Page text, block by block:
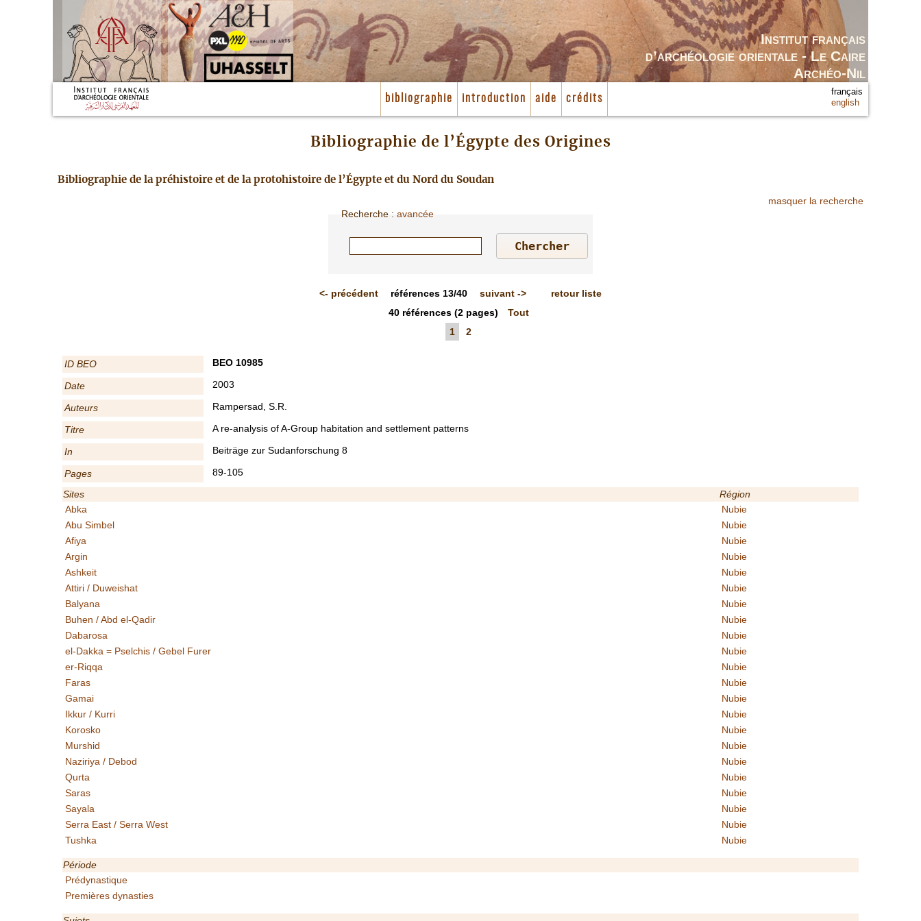
Institut français
d’archéologie orientale - Le Caire
Archéo-Nil
bibliographie introduction aide crédits
français
english
Bibliographie de l’Égypte des Origines
Bibliographie de la préhistoire et de la protohistoire de l’Égypte et du Nord du Soudan
masquer la recherche
Recherche :avancée
<- précédent références 13/40 suivant ->
retour liste
40 références(2 pages)
Tout
1
2
ID BEO BEO 10985
Date 2003
Auteurs Rampersad, S.R.
Titre A re-analysis of A-Group habitation and settlement patterns
In Beiträge zur Sudanforschung 8
Pages
89-105
Sites
Région
Abka
Nubie
Abu Simbel
Nubie
Afiya
Nubie
Argin
Nubie
Ashkeit
Nubie
Attiri / Duweishat
Nubie
Balyana
Nubie
Buhen / Abd el-Qadir
Nubie
Dabarosa
Nubie
el-Dakka = Pselchis / Gebel Furer
Nubie
er-Riqqa
Nubie
Faras
Nubie
Gamai
Nubie
Ikkur / Kurri
Nubie
Korosko
Nubie
Murshid
Nubie
Naziriya / Debod
Nubie
Qurta
Nubie
Saras
Nubie
Sayala
Nubie
Serra East / Serra West
Nubie
Tushka
Nubie
Période
Prédynastique
Premières dynasties